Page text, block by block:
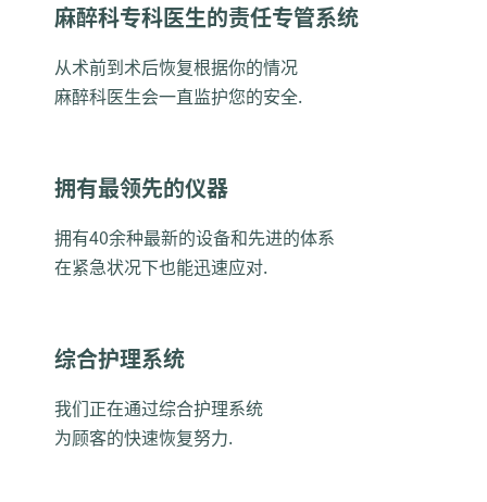
麻醉科专科医生的责任专管系统
从术前到术后恢复根据你的情况
麻醉科医生会一直监护您的安全.
拥有最领先的仪器
拥有40余种最新的设备和先进的体系
在紧急状况下也能迅速应对.
综合护理系统
我们正在通过综合护理系统
为顾客的快速恢复努力.